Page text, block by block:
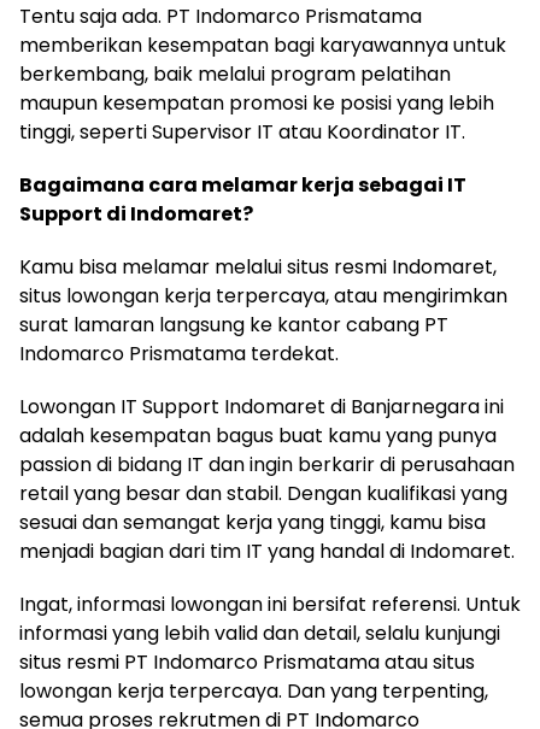
Tentu saja ada. PT Indomarco Prismatama
memberikan kesempatan bagi karyawannya untuk
berkembang, baik melalui program pelatihan
maupun kesempatan promosi ke posisi yang lebih
tinggi, seperti Supervisor IT atau Koordinator IT.
Bagaimana cara melamar kerja sebagai IT
Support di Indomaret?
Kamu bisa melamar melalui situs resmi Indomaret,
situs lowongan kerja terpercaya, atau mengirimkan
surat lamaran langsung ke kantor cabang PT
Indomarco Prismatama terdekat.
Lowongan IT Support Indomaret di Banjarnegara ini
adalah kesempatan bagus buat kamu yang punya
passion di bidang IT dan ingin berkarir di perusahaan
retail yang besar dan stabil. Dengan kualifikasi yang
sesuai dan semangat kerja yang tinggi, kamu bisa
menjadi bagian dari tim IT yang handal di Indomaret.
Ingat, informasi lowongan ini bersifat referensi. Untuk
informasi yang lebih valid dan detail, selalu kunjungi
situs resmi PT Indomarco Prismatama atau situs
lowongan kerja terpercaya. Dan yang terpenting,
semua proses rekrutmen di PT Indomarco